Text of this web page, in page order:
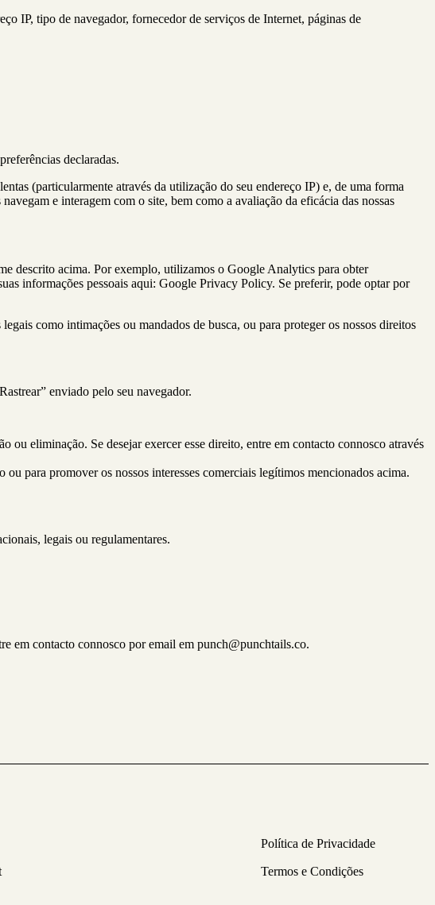
IP, tipo de navegador, fornecedor de serviços de Internet, páginas de
declaradas.
(particularmente através da utilização do seu endereço IP) e, de uma forma
e interagem com o site, bem como a avaliação da eficácia das nossas
descrito acima. Por exemplo, utilizamos o Google Analytics para obter
informações pessoais aqui: Google Privacy Policy. Se preferir, pode optar por
como intimações ou mandados de busca, ou para proteger os nossos direitos
enviado pelo seu navegador.
ou eliminação. Se desejar exercer esse direito, entre em contacto connosco através
para promover os nossos interesses comerciais legítimos mencionados acima.
legais ou regulamentares.
em contacto connosco por email em punch@punchtails.co.
Política de Privacidade
Termos e Condições